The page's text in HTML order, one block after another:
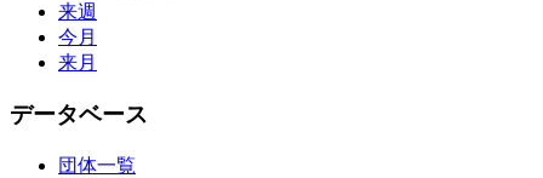
来週
今月
来月
データベース
団体一覧